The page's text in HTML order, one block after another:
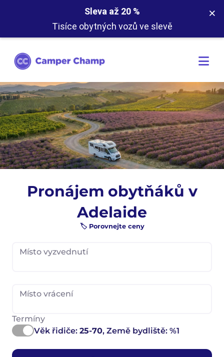
Sleva až 20 %
Tisíce obytných vozů ve slevě
×
Pronájem obytňáků v
Adelaide
🏷️ Porovnejte ceny
Místo vyzvednutí
Místo vrácení
Termíny
Věk řidiče: 25-70, Země bydliště: %1